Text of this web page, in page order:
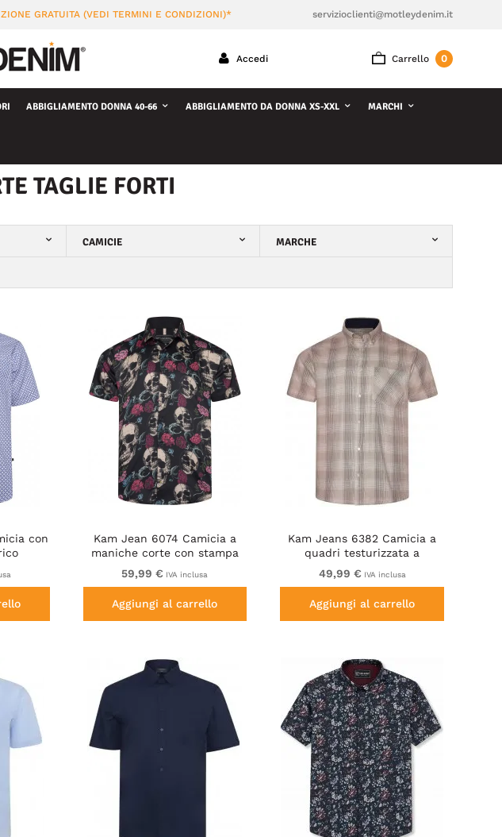
GRATUITA (VEDI TERMINI E CONDIZIONI)* servizioclienti@motleydenim.it
Carrello 0
Accedi
ABBIGLIAMENTO DONNA 40-66 ABBIGLIAMENTO DA DONNA XS-XXL MARCHI
TAGLIE FORTI
CAMICIE MARCHE
con
Kam Jean 6074 Camicia a
maniche corte con stampa
teschio nera
59,99 € IVA inclusa
Aggiungi al carrello
Kam Jeans 6382 Camicia a
quadri testurizzata a
maniche corte beige
49,99 € IVA inclusa
Aggiungi al carrello